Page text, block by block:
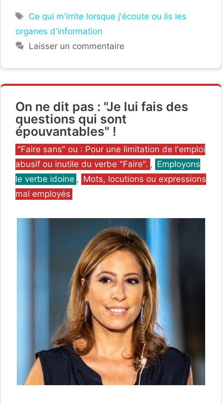
Étiquettes
Ce qui m'irrite lorsque j'écoute ou lis les
organes d'information
Laisser un commentaire
On ne dit pas : "Je lui fais des
questions qui sont
épouvantables" !
Catégories
"Faire sans" ou : Pour une limitation de l'emploi
abusif ou inutile du verbe "Faire". , Employons
le verbe idoine , Mots, locutions ou expressions
mal employés